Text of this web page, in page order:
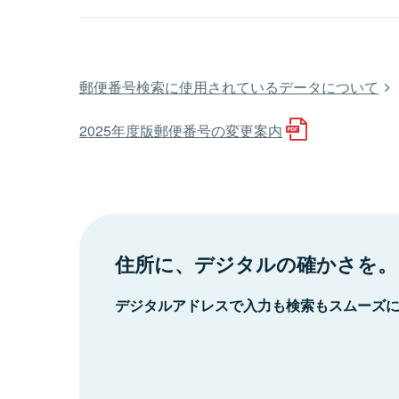
郵便番号検索に使用されているデータについて
2025年度版郵便番号の変更案内
住所に、デジタルの確かさを。
デジタルアドレスで入力も検索もスムーズ